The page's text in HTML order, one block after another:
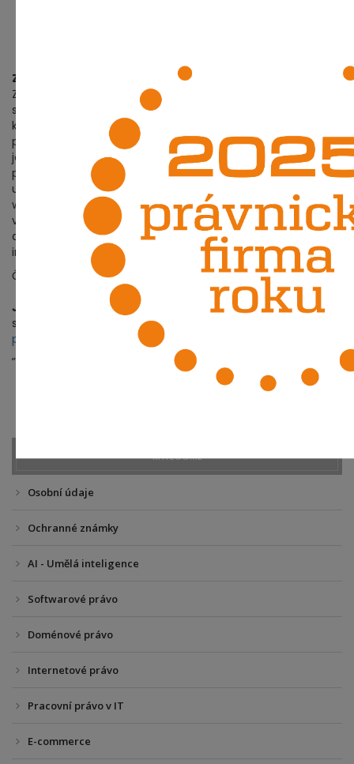
Závěr
Závěrem lze shrnout, že smluvní strany by neměly v
servisních smlouvách opomenout odpovídající úpravu
kategorií vad, určení strany oprávněné ke klasifikaci či
podmínky eskalačního procesu. Dále lze doporučit, aby
jednotlivé kategorie vad a incidentů reflektovaly
potřeby objednatele a byla dána objednateli možnost
určení priorit řešení vad při jejich souběhu. Stejně tak i
workaround by neměl automaticky znamenat vyřešení
vady či incidentu, ale pouze náhradní řešení, které je
dočasné či spadající do nižší kategorie vady či
incidentu.
Článek byl publikován
v časopise IT Systems 12/2021.
JUDr. Lukáš Jansa
jansa@lawyer.cz
společník advokátní kanceláře
partneři
. Je spoluautorem odborných publikací
„Softwarové právo“ a „Internetové právo“.
KATEGORIE
Osobní údaje
Ochranné známky
AI - Umělá inteligence
Softwarové právo
Doménové právo
Internetové právo
Pracovní právo v IT
E-commerce